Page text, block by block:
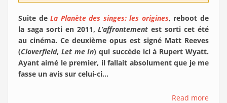
Suite deLa Planète des singes: les origines, reboot de
la saga sorti en 2011,L’affrontement est sorti cet été
au cinéma. Ce deuxième opus est signé Matt Reeves
(Cloverfield, Let me In) qui succède ici à Rupert Wyatt.
Ayant aimé le premier, il fallait absolument que je me
fasse un avis sur celui-ci...
Read more